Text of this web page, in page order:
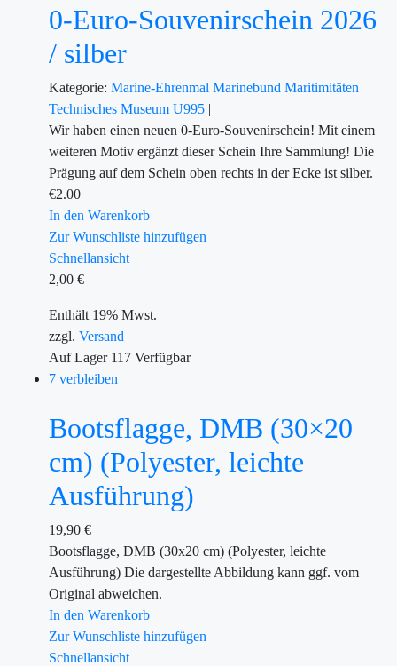
0-Euro-Souvenirschein 2026
/ silber
Kategorie: Marine-Ehrenmal Marinebund Maritimitäten
Technisches Museum U995 |
Wir haben einen neuen 0-Euro-Souvenirschein! Mit einem
weiteren Motiv ergänzt dieser Schein Ihre Sammlung! Die
Prägung auf dem Schein oben rechts in der Ecke ist silber.
€2.00
In den Warenkorb
Zur Wunschliste hinzufügen
Schnellansicht
2,00 €
Enthält 19% Mwst.
zzgl. Versand
Auf Lager117 Verfügbar
7 verbleiben
Bootsflagge, DMB (30×20
cm) (Polyester, leichte
Ausführung)
19,90 €
Bootsflagge, DMB (30x20 cm) (Polyester, leichte
Ausführung) Die dargestellte Abbildung kann ggf. vom
Original abweichen.
In den Warenkorb
Zur Wunschliste hinzufügen
Schnellansicht